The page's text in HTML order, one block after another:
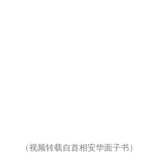
（视频转载自首相安华面子书）